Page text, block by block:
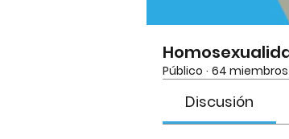
Público · 64 miembros
Discusión